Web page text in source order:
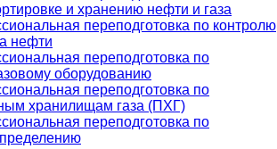
и хранению нефти и газа
переподготовка по контролю
нефти
переподготовка по
оборудованию
переподготовка по
хранилищам газа (ПХГ)
переподготовка по